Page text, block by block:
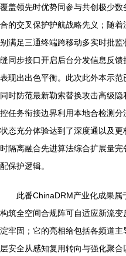
覆盖领先时优势同参与共创极少
合的交叉保护护航战略先义；随
别满足三通终端跨移动多实时批
缝同步接口开启后台分发信息反
表现出出色平衡。此次此外本示
同时防范最新勒索替换攻击高级
控任务衔接边界利用本地合检测
状态充分体验达到了深度通以及
时隔离融合先进算法综合扩展量
配保护逻辑。
此番ChinaDRM产业化成果
构筑全空间合规阵可自适应新流
淀牢固；它的亮相给包括各频道
层安全从感知复用转向与强化聚